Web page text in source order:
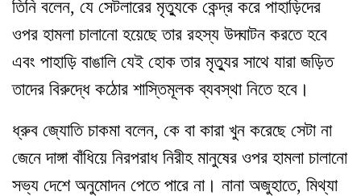
তিনি বলেন, যে সেটলারের মৃত্যুকে কেন্দ্র করে পাহাড়িদের
ওপর হামলা চালানো হয়েছে তার রহস্য উদ্ঘাটন করতে হবে
এবং পাহাড়ি বাঙালি যেই হোক তার মৃত্যুর সাথে যারা জড়িত
তাদের বিরুদ্ধে কঠোর শাস্তিমূলক ব্যবস্থা নিতে হবে ।
ধ্রুব জ্যোতি চাকমা বলেন, কে বা কারা খুন করেছে সেটা না
জেনে দাঙ্গা বাঁধিয়ে নিরপরাধ নিরীহ মানুষের ওপর হামলা চালানো
সভ্য দেশে অনুমোদন পেতে পারে না। নানা অজুহাতে, মিথ্যা